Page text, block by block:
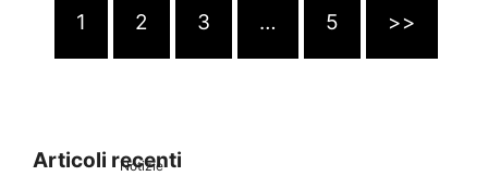
1 2 3 … 5 >>
Articoli recenti
Notizie